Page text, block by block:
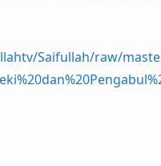
Saifullah/raw/